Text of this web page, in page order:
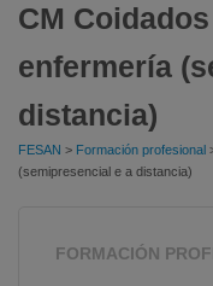
CM
enfermería
distancia)
FESAN > Formación profesional
(semipresencial e a distancia)
FORMACIÓN